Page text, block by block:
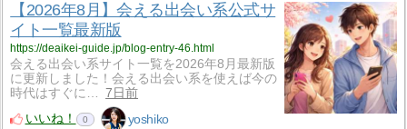
【2026年8月】会える出会い系公式サ
イト一覧最新版
https://deaikei-guide.jp/blog-entry-46.html
会える出会い系サイト一覧を2026年8月最新版
に更新しました！会える出会い系を使えば今の
時代はすぐに…
7日前
いいね！
0 yoshiko